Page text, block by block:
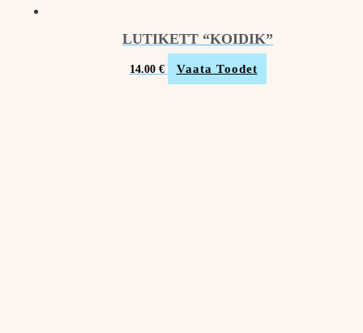
LUTIKETT “KOIDIK”
14.00 € Vaata Toodet